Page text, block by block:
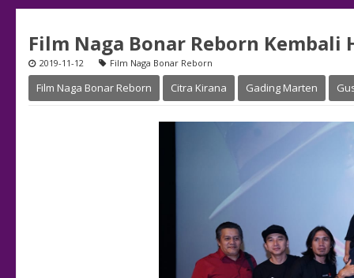
Film Naga Bonar Reborn Kembali
2019-11-12 Film Naga Bonar Reborn
Film Naga Bonar Reborn Citra Kirana Gading Marten